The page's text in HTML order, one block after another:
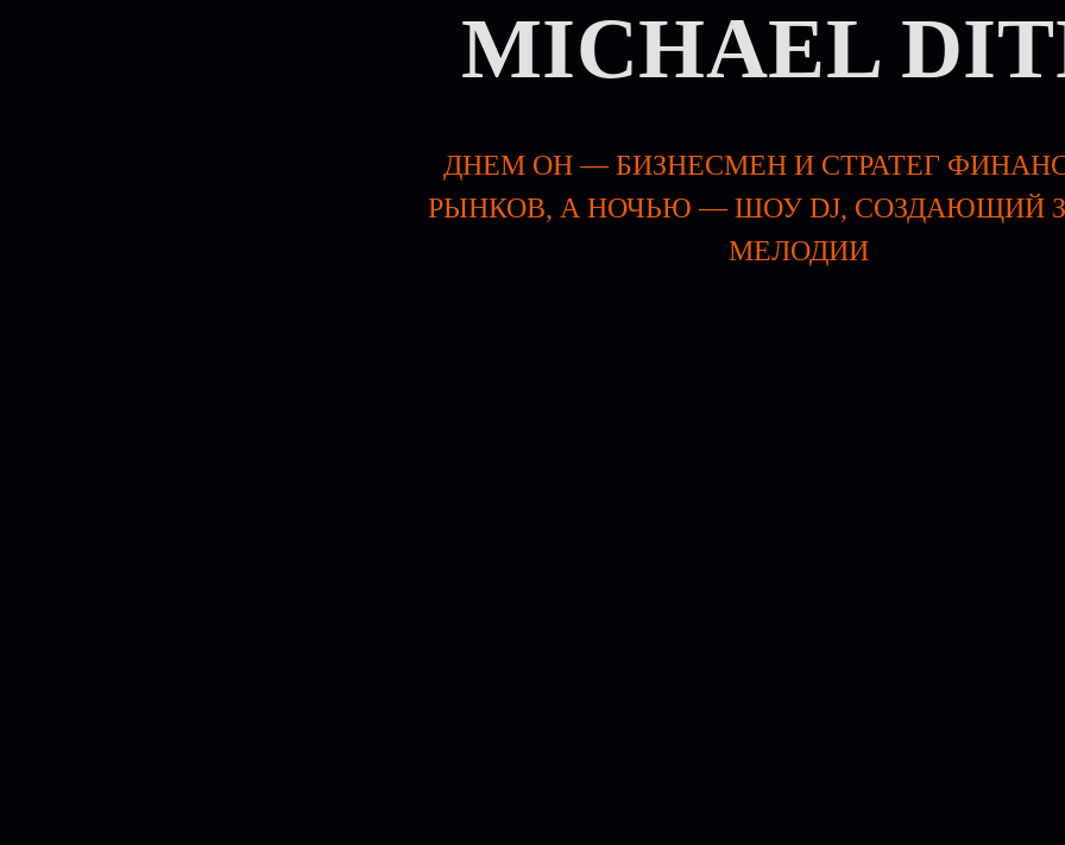
MICHAEL
ДНЕМ ОН — БИЗНЕСМЕН И СТРАТЕГ
РЫНКОВ, А НОЧЬЮ — ШОУ DJ, СОЗДАЮЩИЙ
МЕЛОДИИ